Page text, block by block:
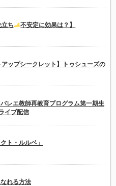
ち 不安定に効果は？】
ップシークレット】トゥシューズの
バレエ教師再教育プログラム第一期生
イブ配信
ト・ルルベ」
れる方法